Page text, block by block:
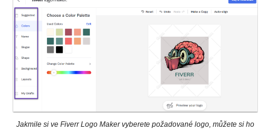
Jakmile si ve Fiverr Logo Maker vyberete požadované logo, můžete si ho